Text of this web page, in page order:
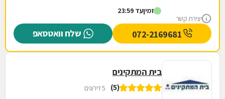
יצירת קשר
זמיןעד 23:59
שלח וואטסאפ
בית המתקינים
(5) 5 דירוגים